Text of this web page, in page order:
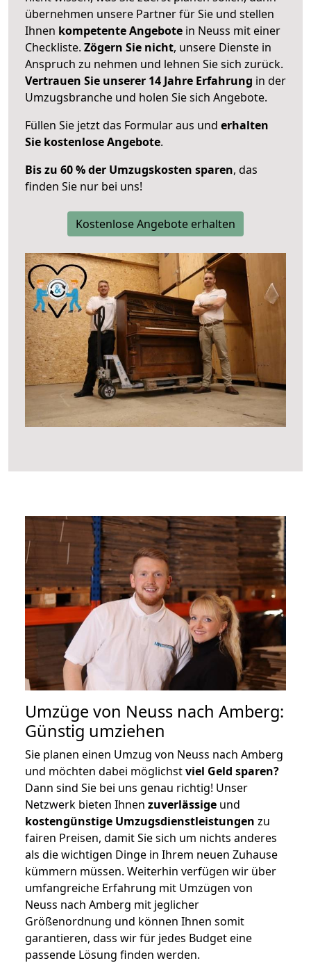
übernehmen unsere Partner für Sie und stellen
Ihnen kompetente Angebote in Neuss mit einer
Checkliste. Zögern Sie nicht, unsere Dienste in
Anspruch zu nehmen und lehnen Sie sich zurück.
Vertrauen Sie unserer 14 Jahre Erfahrung in der
Umzugsbranche und holen Sie sich Angebote.
Füllen Sie jetzt das Formular aus und erhalten
Sie kostenlose Angebote.
Bis zu 60 % der Umzugskosten sparen, das
finden Sie nur bei uns!
Kostenlose Angebote erhalten
Umzüge von Neuss nach Amberg:
Günstig umziehen
Sie planen einen Umzug von Neuss nach Amberg
und möchten dabei möglichstviel Geld sparen?
Dann sind Sie bei uns genau richtig! Unser
Netzwerk bieten Ihnen zuverlässige und
kostengünstige Umzugsdienstleistungen zu
fairen Preisen, damit Sie sich um nichts anderes
als die wichtigen Dinge in Ihrem neuen Zuhause
kümmern müssen. Weiterhin verfügen wir über
umfangreiche Erfahrung mit Umzügen von
Neuss nach Amberg mit jeglicher
Größenordnung und können Ihnen somit
garantieren, dass wir für jedes Budget eine
passende Lösung finden werden.